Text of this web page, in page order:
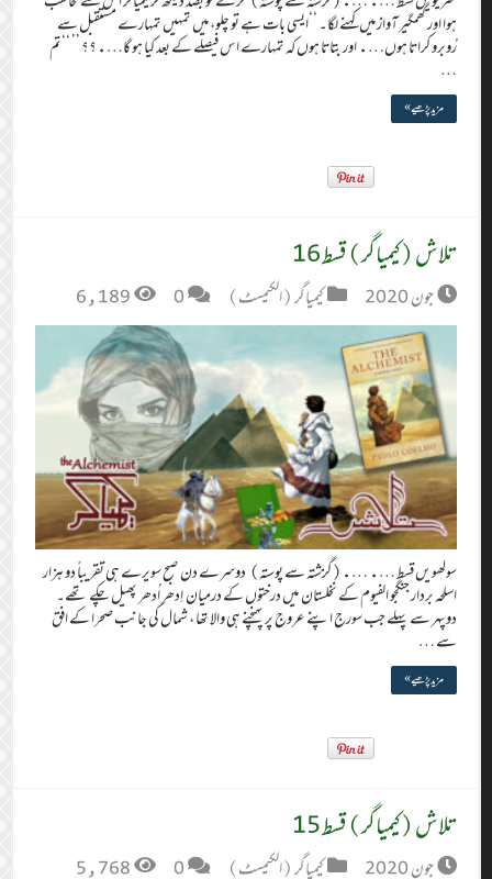
ہوا اور گھمگیر آواز میں کہنے لگا۔ ‘‘ایسی بات ہے تو چلو، میں تمہیں تمہارے مستقبل سے
رُوبرو کراتا ہوں…. اور بتاتا ہوں کہ تمہارے اس فیصلے کے بعد کیا ہو گا….؟؟ ’’ ‘‘تم
…
مزید پڑھیے »
تلاش (کیمیاگر) قسط 16
جون 2020 کیمیاگر (الکیمسٹ) 0
6,189
سولھویں قسط …. ….(گزشتہ سے پوستہ) دوسرے دن صبح سویرے ہی تقریباً دو ہزار
اسلحہ بردار جنگجو الفیوم کے نخلستان میں درختوں کے درمیان اِدھر اُدھر پھیل چکے تھے۔
دوپہر سے پہلے جب سورج اپنے عروج پر پہنچنے ہی والا تھا ، شمال کی جانب صحرا کے افق
سے …
مزید پڑھیے »
تلاش (کیمیاگر) قسط 15
جون 2020 کیمیاگر (الکیمسٹ) 0
5,768